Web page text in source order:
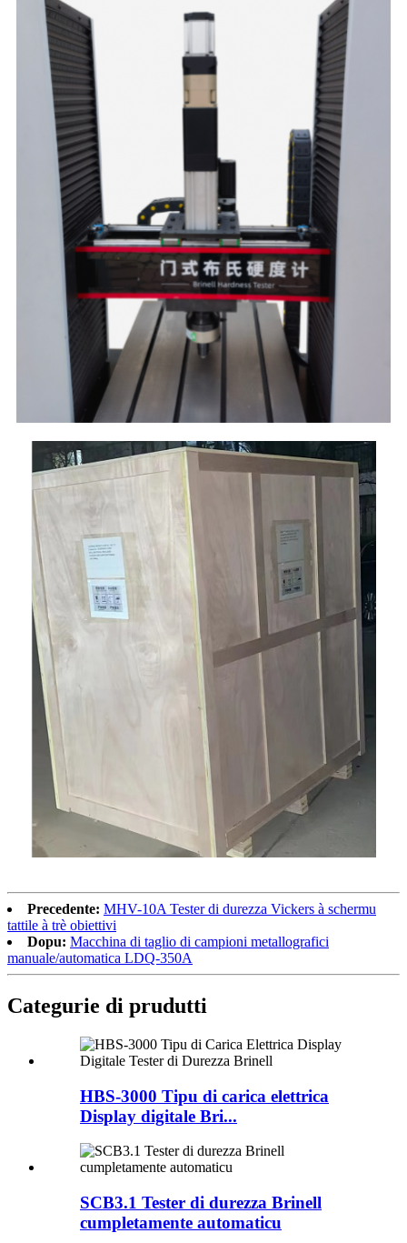
Precedente: MHV-10A Tester di durezza Vickers à schermu
tattile à trè obiettivi
Dopu: Macchina di taglio di campioni metallografici
manuale/automatica LDQ-350A
Categurie di prudutti
HBS-3000 Tipu di carica elettrica
Display digitale Bri...
SCB3.1 Tester di durezza Brinell
cumpletamente automaticu